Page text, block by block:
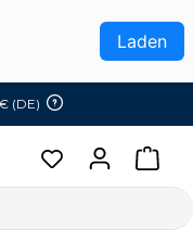
Laden
(DE)